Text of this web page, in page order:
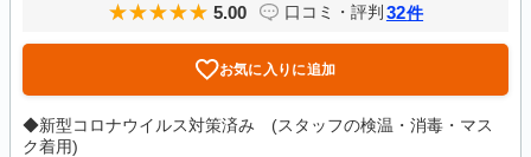
5.00 口コミ・評判 32件
お気に入りに追加
◆新型コロナウイルス対策済み (スタッフの検温・消毒・マス
ク着用)